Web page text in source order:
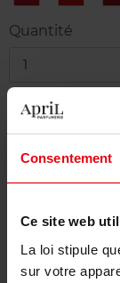
Consentement
Ce site web
La loi stipule
sur votre
Rouge
Tuxedo
Orange
Quantité
1
Livraison
Cet article n'est
Livraison
Retour